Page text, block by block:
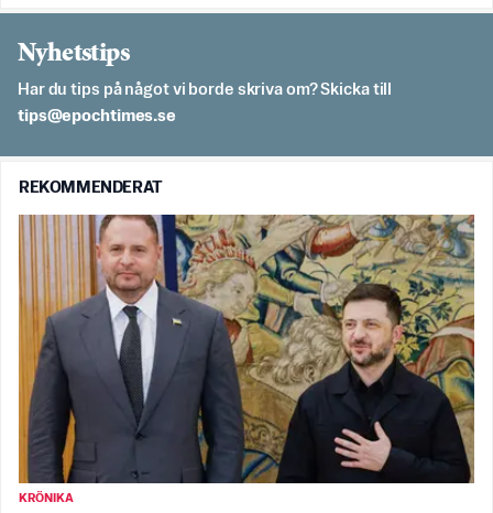
Nyhetstips
Har du tips på något vi borde skriva om? Skicka till
es.semithcope@spit
REKOMMENDERAT
KRÖNIKA